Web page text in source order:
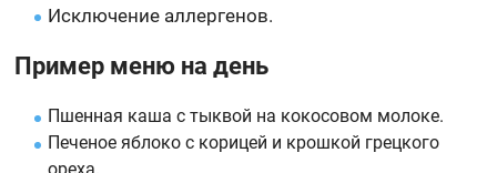
Исключение аллергенов.
Пример меню на день
Пшенная каша с тыквой на кокосовом молоке.
Печеное яблоко с корицей и крошкой грецкого